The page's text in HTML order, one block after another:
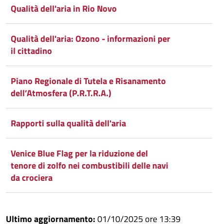
Qualità dell'aria in Rio Novo
Qualità dell'aria: Ozono - informazioni per
il cittadino
Piano Regionale di Tutela e Risanamento
dell’Atmosfera (P.R.T.R.A.)
Rapporti sulla qualità dell'aria
Venice Blue Flag per la riduzione del
tenore di zolfo nei combustibili delle navi
da crociera
Ultimo aggiornamento:01/10/2025 ore 13:39